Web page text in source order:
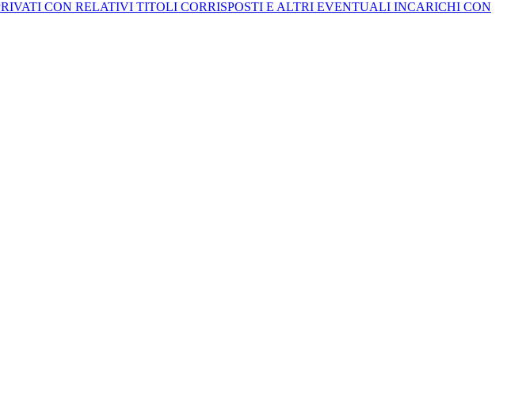
CON RELATIVI TITOLI CORRISPOSTI E ALTRI EVENTUALI INCARICHI CON